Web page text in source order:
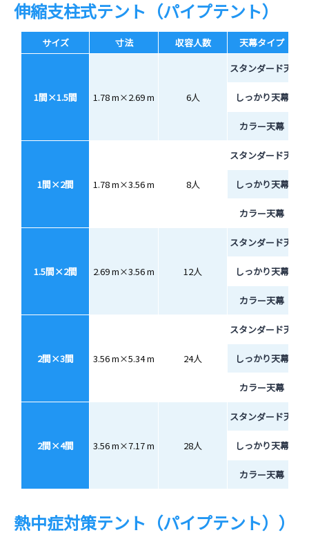
伸縮支柱式テント（パイプテント）
サイズ 寸法 収容人数 天幕タイプ
1間×1.5間 1.78 m×2.69 m 6人
スタンダード天幕
しっかり天幕
カラー天幕
1間×2間 1.78 m×3.56 m 8人
スタンダード天幕
しっかり天幕
カラー天幕
1.5間×2間 2.69 m×3.56 m 12人
スタンダード天幕
しっかり天幕
カラー天幕
2間×3間 3.56 m×5.34 m 24人
スタンダード天幕
しっかり天幕
カラー天幕
2間×4間 3.56 m×7.17 m 28人
スタンダード天幕
しっかり天幕
カラー天幕
熱中症対策テント（パイプテント））